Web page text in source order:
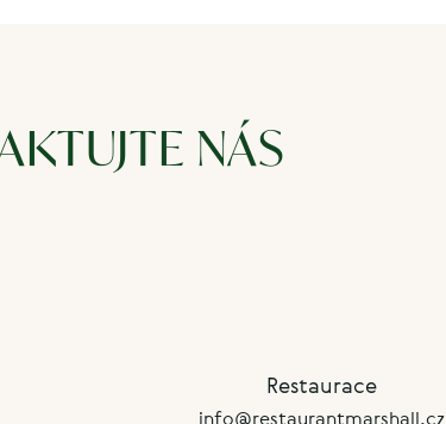
NÁS
Restaurace
info@restaurantmarshall.cz